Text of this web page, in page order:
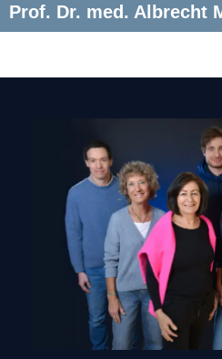
Prof. Dr. med. Albrecht